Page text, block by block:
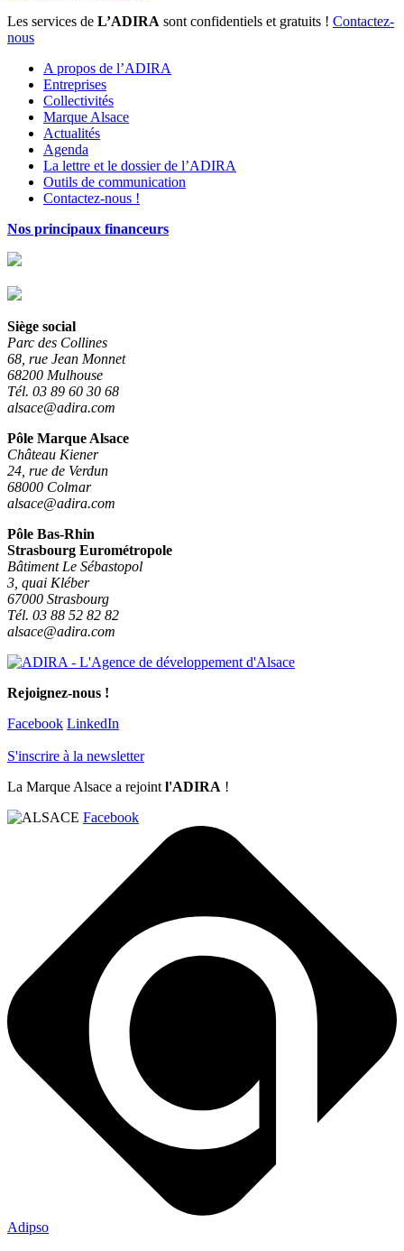
Les services de L’ADIRA sont confidentiels et gratuits ! Contactez-
nous
A propos de l’ADIRA
Entreprises
Collectivités
Marque Alsace
Actualités
Agenda
La lettre et le dossier de l’ADIRA
Outils de communication
Contactez-nous !
Nos principaux financeurs
Siège social
Parc des Collines
68, rue Jean Monnet
68200 Mulhouse
Tél. 03 89 60 30 68
alsace@adira.com
Pôle Marque Alsace
Château Kiener
24, rue de Verdun
68000 Colmar
alsace@adira.com
Pôle Bas-Rhin
Strasbourg Eurométropole
Bâtiment Le Sébastopol
3, quai Kléber
67000 Strasbourg
Tél. 03 88 52 82 82
alsace@adira.com
Rejoignez-nous !
Facebook LinkedIn
S'inscrire à la newsletter
La Marque Alsace a rejoint l'ADIRA !
Facebook
Adipso